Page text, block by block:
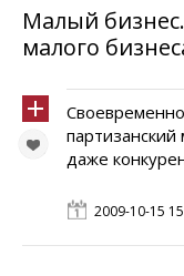
Малый
малого
даже
2009-10-15